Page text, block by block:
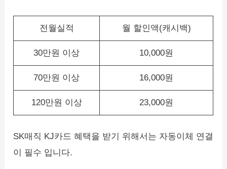
전월실적 월 할인액(캐시백)
30만원 이상 10,000원
70만원 이상 16,000원
120만원 이상 23,000원
SK매직 KJ카드 혜택을 받기 위해서는 자동이체 연결
이 필수 입니다.